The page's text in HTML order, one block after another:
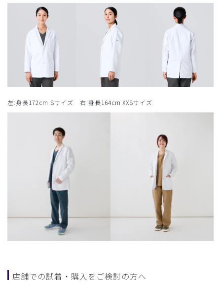
左:身長172cm Sサイズ 右:身長164cm XXSサイズ
店舗での試着・購入をご検討の方へ